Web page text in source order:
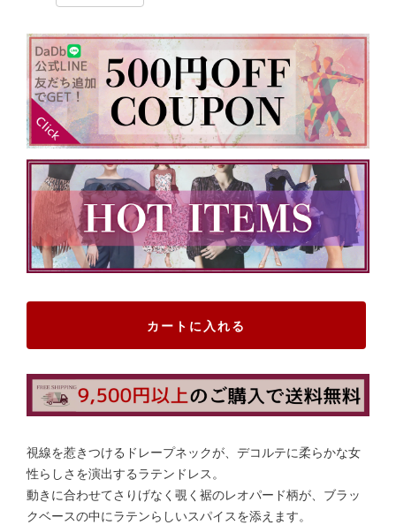
カートに入れる
視線を惹きつけるドレープネックが、デコルテに柔らかな女
性らしさを演出するラテンドレス。
動きに合わせてさりげなく覗く裾のレオパード柄が、ブラッ
クベースの中にラテンらしいスパイスを添えます。